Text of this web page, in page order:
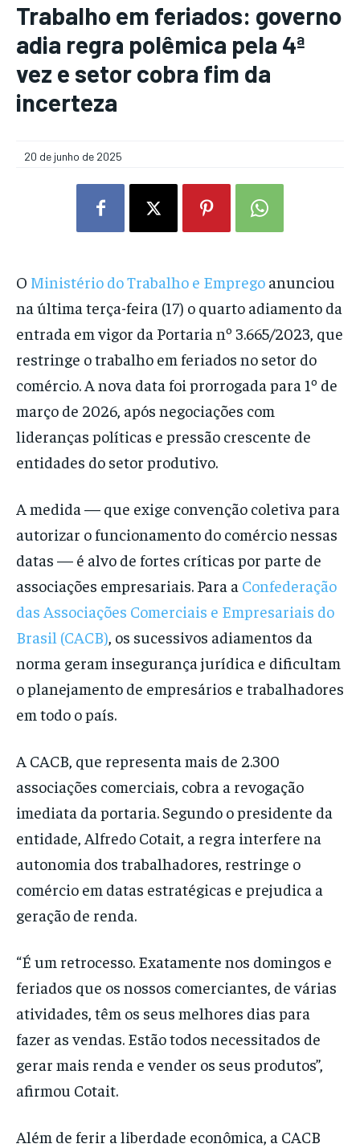
Trabalho em feriados: governo
adia regra polêmica pela 4ª
vez e setor cobra fim da
incerteza
20 de junho de 2025
O Ministério do Trabalho e Emprego anunciou
na última terça-feira (17) o quarto adiamento da
entrada em vigor da Portaria nº 3.665/2023, que
restringe o trabalho em feriados no setor do
comércio. A nova data foi prorrogada para 1º de
março de 2026, após negociações com
lideranças políticas e pressão crescente de
entidades do setor produtivo.
A medida — que exige convenção coletiva para
autorizar o funcionamento do comércio nessas
datas — é alvo de fortes críticas por parte de
associações empresariais. Para a Confederação
das Associações Comerciais e Empresariais do
Brasil (CACB), os sucessivos adiamentos da
norma geram insegurança jurídica e dificultam
o planejamento de empresários e trabalhadores
em todo o país.
A CACB, que representa mais de 2.300
associações comerciais, cobra a revogação
imediata da portaria. Segundo o presidente da
entidade, Alfredo Cotait, a regra interfere na
autonomia dos trabalhadores, restringe o
comércio em datas estratégicas e prejudica a
geração de renda.
“É um retrocesso. Exatamente nos domingos e
feriados que os nossos comerciantes, de várias
atividades, têm os seus melhores dias para
fazer as vendas. Estão todos necessitados de
gerar mais renda e vender os seus produtos”,
afirmou Cotait.
Além de ferir a liberdade econômica, a CACB